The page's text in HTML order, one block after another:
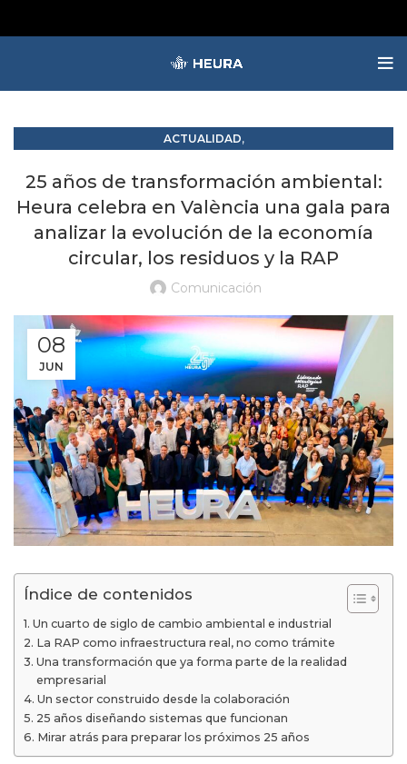
ACTUALIDAD,
25 años de transformación ambiental:
Heura celebra en València una gala para
analizar la evolución de la economía
circular, los residuos y la RAP
Comunicación
08
JUN
Índice de contenidos
Un cuarto de siglo de cambio ambiental e industrial
La RAP como infraestructura real, no como trámite
Una transformación que ya forma parte de la realidad
empresarial
Un sector construido desde la colaboración
25 años diseñando sistemas que funcionan
Mirar atrás para preparar los próximos 25 años